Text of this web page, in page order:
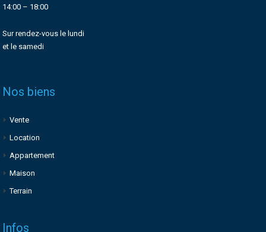
14:00 – 18:00
Sur rendez-vous le lundi
et le samedi
Nos biens
Vente
Location
Appartement
Maison
Terrain
Infos